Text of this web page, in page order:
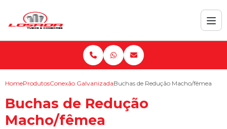
HomeProdutosConexão GalvanizadaBuchas de Redução Macho/fêmea
Buchas de Redução
Macho/fêmea